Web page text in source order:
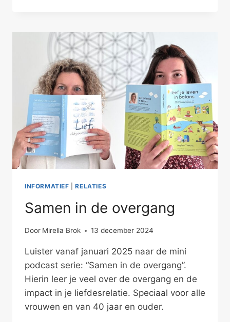
MEER
ZICHZELF
IS
INFORMATIEF |RELATIES
Samen in de overgang
Door Mirella Brok 13 december 2024
Luister vanaf januari 2025 naar de mini
podcast serie: “Samen in de overgang”.
Hierin leer je veel over de overgang en de
impact in je liefdesrelatie. Speciaal voor alle
vrouwen en van 40 jaar en ouder.